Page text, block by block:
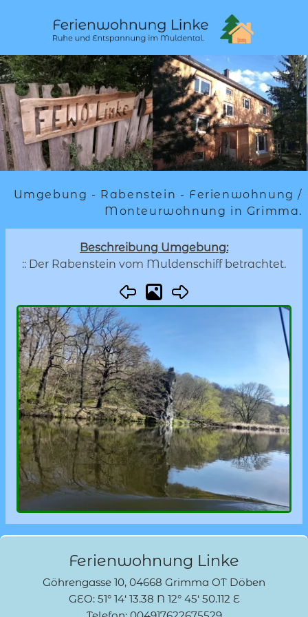
Umgebung - Rabenstein - Ferienwohnung /
Monteurwohnung in Grimma.
Beschreibung Umgebung:
:: Der Rabenstein vom Muldenschiff betrachtet.
Ferienwohnung Linke
Göhrengasse 10, 04668 Grimma OT Döben
GEO: 51° 14‘ 13.38 N 12° 45‘ 50.112 E